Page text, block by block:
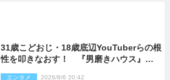
31歳こどおじ・18歳底辺YouTuberらの根
性を叩きなおす！ 『男磨きハウス』第2
エンタメ 2026/8/6 20:42